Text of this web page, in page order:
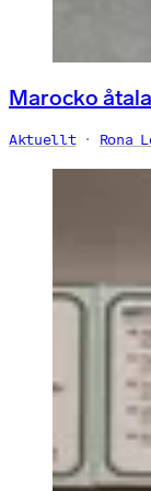
Marocko
Aktuellt Rona